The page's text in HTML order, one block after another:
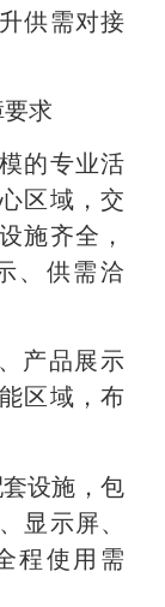
供需对接
求
的专业活
区域，交
施齐全，
、供需洽
产品展示
区域，布
设施，包
显示屏、
程使用需